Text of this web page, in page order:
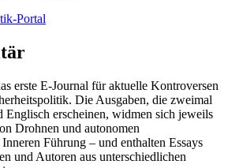
Portal
erste E-Journal für aktuelle Kontroversen
Die Ausgaben, die zweimal
Englisch erscheinen, widmen sich jeweils
Drohnen und autonomen
Führung – und enthalten Essays
und Autoren aus unterschiedlichen